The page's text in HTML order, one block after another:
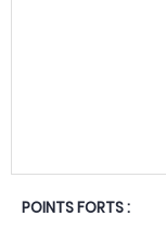
POINTS FORTS :